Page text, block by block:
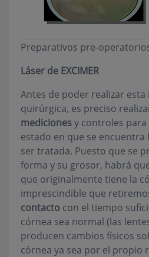
Preparativos pre-
Láser de EXCIMER
Antes de poder realizar
quirúrgica, es preciso
medicionesy controles
estado en que se encuentra
ser tratada. Puesto que se
forma y su grosor, habrá
que originalmente tiene la
imprescindible que
contacto con el tiempo
córnea sea normal (las
producen cambios físicos
córnea ya sea por el propio